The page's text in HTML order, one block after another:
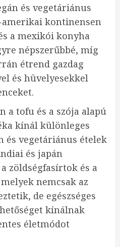
és vegetáriánus
amerikai kontinensen
a mexikói konyha
népszerűbbé, míg
étrend gazdag
és hüvelyesekkel
a tofu és a szója alapú
kínál különleges
és vegetáriánus ételek
és japán
zöldségfasírtok és a
nemcsak az
de egészséges
kínálnak
életmódot